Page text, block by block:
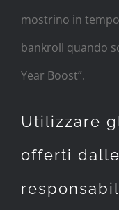
mostrino in
bankroll quando
Year Boost”.
Utilizzare
offerti